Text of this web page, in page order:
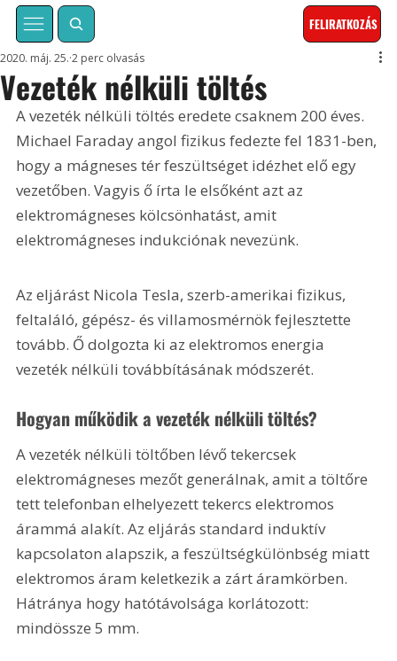
FELIRATKOZÁS
Vezeték nélküli töltés
2020. máj. 25. 2 perc olvasás
A vezeték nélküli töltés eredete csaknem 200 éves.
Michael Faraday angol fizikus fedezte fel 1831-ben,
hogy a mágneses tér feszültséget idézhet elő egy
vezetőben. Vagyis ő írta le elsőként azt az
elektromágneses kölcsönhatást, amit
elektromágneses indukciónak nevezünk.
Az eljárást Nicola Tesla, szerb-amerikai fizikus,
feltaláló, gépész- és villamosmérnök fejlesztette
tovább. Ő dolgozta ki az elektromos energia
vezeték nélküli továbbításának módszerét.
Hogyan működik a vezeték nélküli töltés?
A vezeték nélküli töltőben lévő tekercsek
elektromágneses mezőt generálnak, amit a töltőre
tett telefonban elhelyezett tekercs elektromos
árammá alakít. Az eljárás standard induktív
kapcsolaton alapszik, a feszültségkülönbség miatt
elektromos áram keletkezik a zárt áramkörben.
Hátránya hogy hatótávolsága korlátozott:
mindössze 5 mm.